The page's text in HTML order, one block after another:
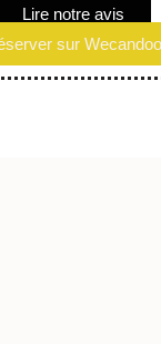
Lire notre avis
sur Wecandoo